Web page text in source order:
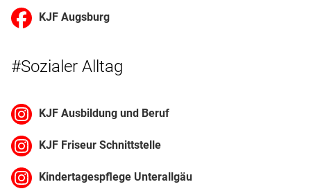
KJF Augsburg
#Sozialer Alltag
KJF Ausbildung und Beruf
KJF Friseur Schnittstelle
Kindertagespflege Unterallgäu